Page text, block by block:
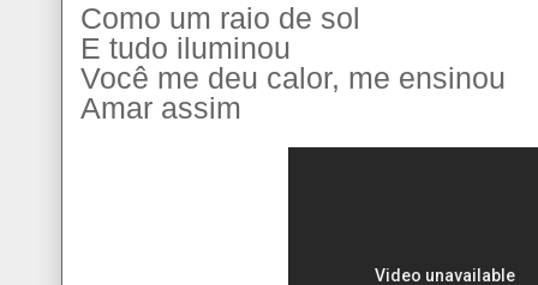
Como um raio de sol
E tudo iluminou
Você me deu calor, me ensinou
Amar assim